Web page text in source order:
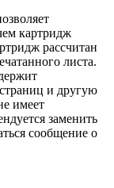
картридж
рассчитан
листа.
и другую
имеет
заменить
сообщение о